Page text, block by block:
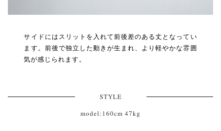
サイドにはスリットを入れて前後差のある丈となってい
ます。前後で独立した動きが生まれ、より軽やかな雰囲
気が感じられます。
STYLE
model:160cm 47kg